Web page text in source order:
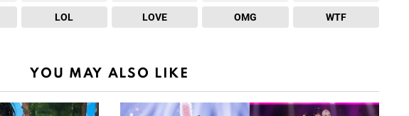
LOL LOVE OMG WTF
YOU MAY ALSO LIKE